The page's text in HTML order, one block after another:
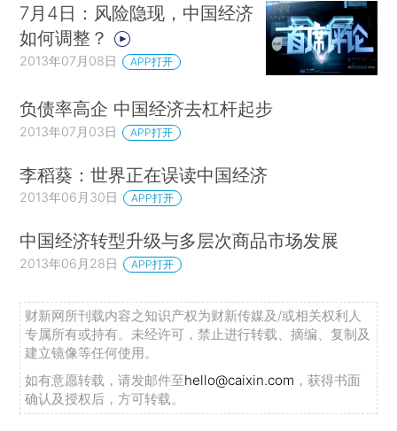
7月4日：风险隐现，中国经济
如何调整？
2013年07月08日 APP打开
负债率高企 中国经济去杠杆起步
2013年07月03日 APP打开
李稻葵：世界正在误读中国经济
2013年06月30日 APP打开
中国经济转型升级与多层次商品市场发展
2013年06月28日 APP打开
财新网所刊载内容之知识产权为财新传媒及/或相关权利人
专属所有或持有。未经许可，禁止进行转载、摘编、复制及
建立镜像等任何使用。
如有意愿转载，请发邮件至hello@caixin.com ，获得书面
确认及授权后，方可转载。